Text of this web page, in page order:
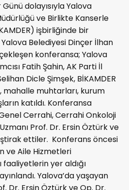
dolayısıyla Yalova
ve Birlikte Kanserle
işbirliğinde bir
Belediyesi Dinçer İlhan
konferansa; Yalova
Fatih Şahin, AK Parti İl
Dicle Şimşek, BİKAMDER
mahalle muhtarları, kurum
katıldı. Konferansa
Cerrahi, Cerrahi Onkoloji
Prof. Dr. Ersin Öztürk ve
ettiler. Konferans öncesi
ve Aile Hizmetleri
faaliyetlerin yer aldığı
Yalova’da yaşayan